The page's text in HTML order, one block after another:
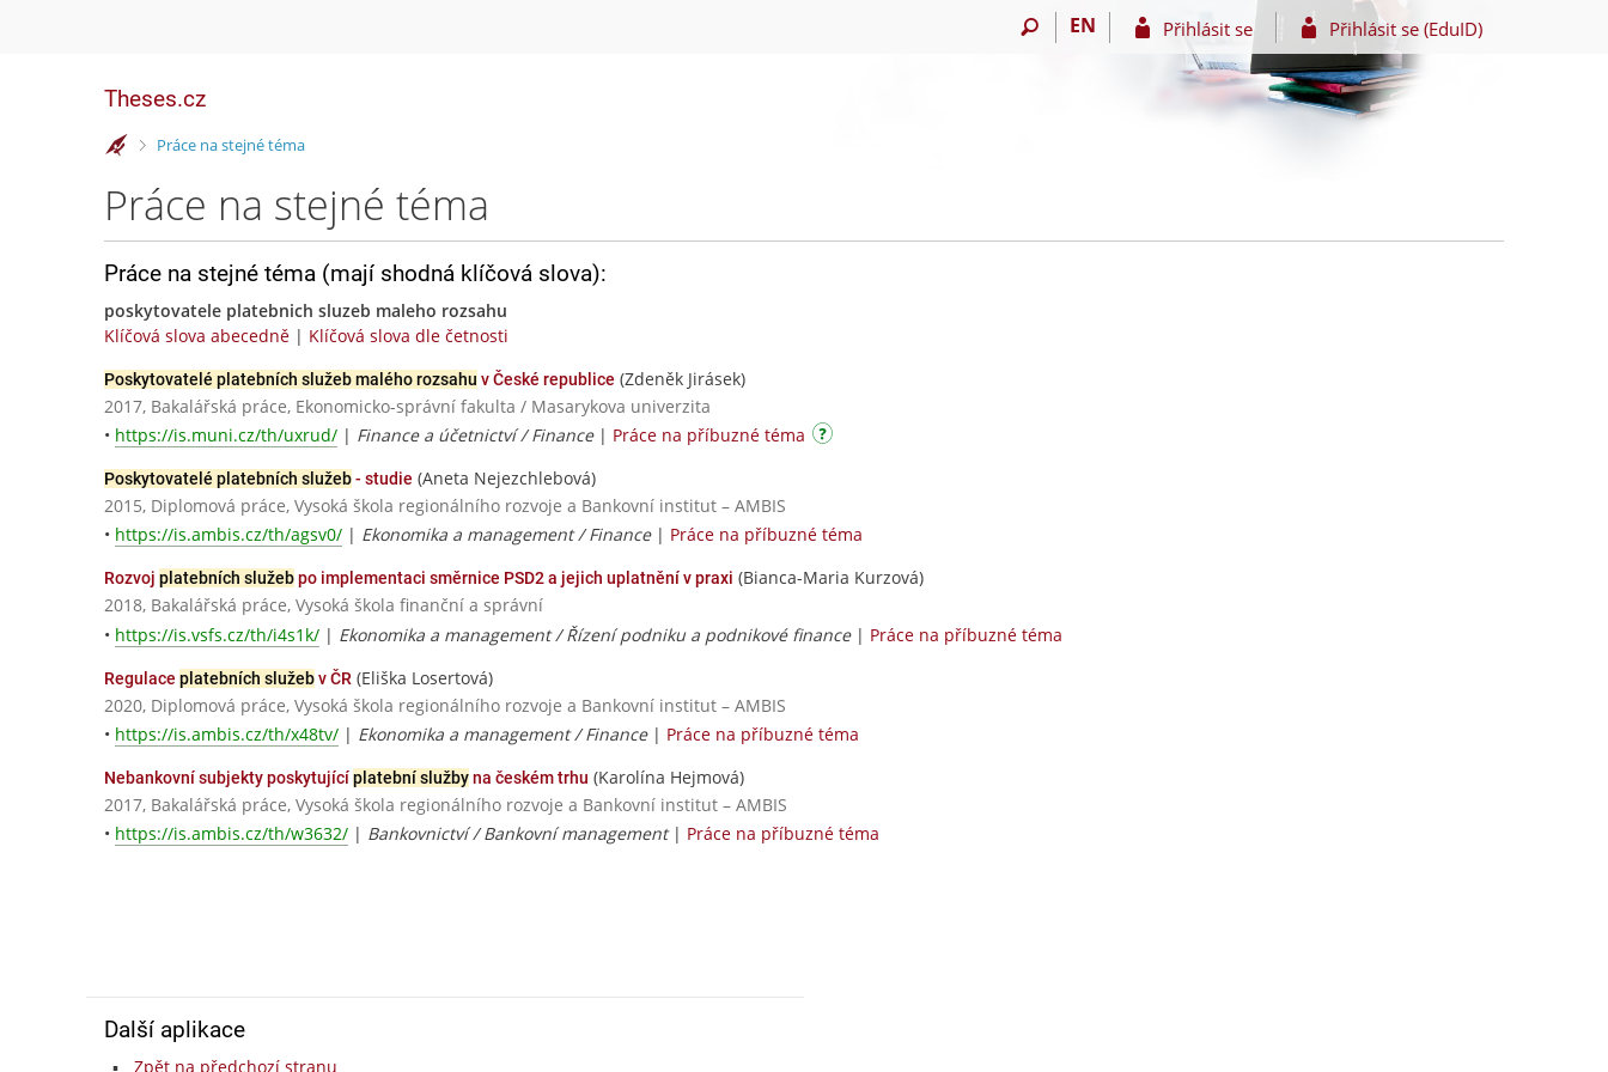
EN Přihlásit se Přihlásit se (EduID)
Theses.cz
>Práce na stejné téma
Práce na stejné téma
Práce na stejné téma (mají shodná klíčová slova):
poskytovatele platebnich sluzeb maleho rozsahu
Klíčová slova abecedně | Klíčová slova dle četnosti
Poskytovatelé platebních služeb malého rozsahu v České republice (Zdeněk Jirásek)
2017, Bakalářská práce, Ekonomicko-správní fakulta / Masarykova univerzita
• https://is.muni.cz/th/uxrud/ | Finance a účetnictví / Finance| Práce na příbuzné téma
Poskytovatelé platebních služeb- studie (Aneta Nejezchlebová)
2015, Diplomová práce, Vysoká škola regionálního rozvoje a Bankovní institut – AMBIS
• https://is.ambis.cz/th/agsv0/ | Ekonomika a management / Finance| Práce na příbuzné téma
Rozvoj platebních služebpo implementaci směrnice PSD2 a jejich uplatnění v praxi (Bianca-Maria Kurzová)
2018, Bakalářská práce, Vysoká škola finanční a správní
• https://is.vsfs.cz/th/i4s1k/ | Ekonomika a management / Řízení podniku a podnikové finance| Práce na příbuzné téma
Regulace platebních služebv ČR (Eliška Losertová)
2020, Diplomová práce, Vysoká škola regionálního rozvoje a Bankovní institut – AMBIS
• https://is.ambis.cz/th/x48tv/ | Ekonomika a management / Finance| Práce na příbuzné téma
Nebankovní subjekty poskytujícíplatební službyna českém trhu (Karolína Hejmová)
2017, Bakalářská práce, Vysoká škola regionálního rozvoje a Bankovní institut – AMBIS
• https://is.ambis.cz/th/w3632/ | Bankovnictví / Bankovní management| Práce na příbuzné téma
Další aplikace
Zpět na předchozí stranu